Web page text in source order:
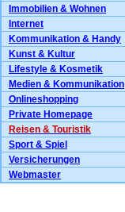
Immobilien & Wohnen
Internet
Kommunikation & Handy
Kunst & Kultur
Lifestyle & Kosmetik
Medien & Kommunikation
Onlineshopping
Private Homepage
Reisen & Touristik
Sport & Spiel
Versicherungen
Webmaster